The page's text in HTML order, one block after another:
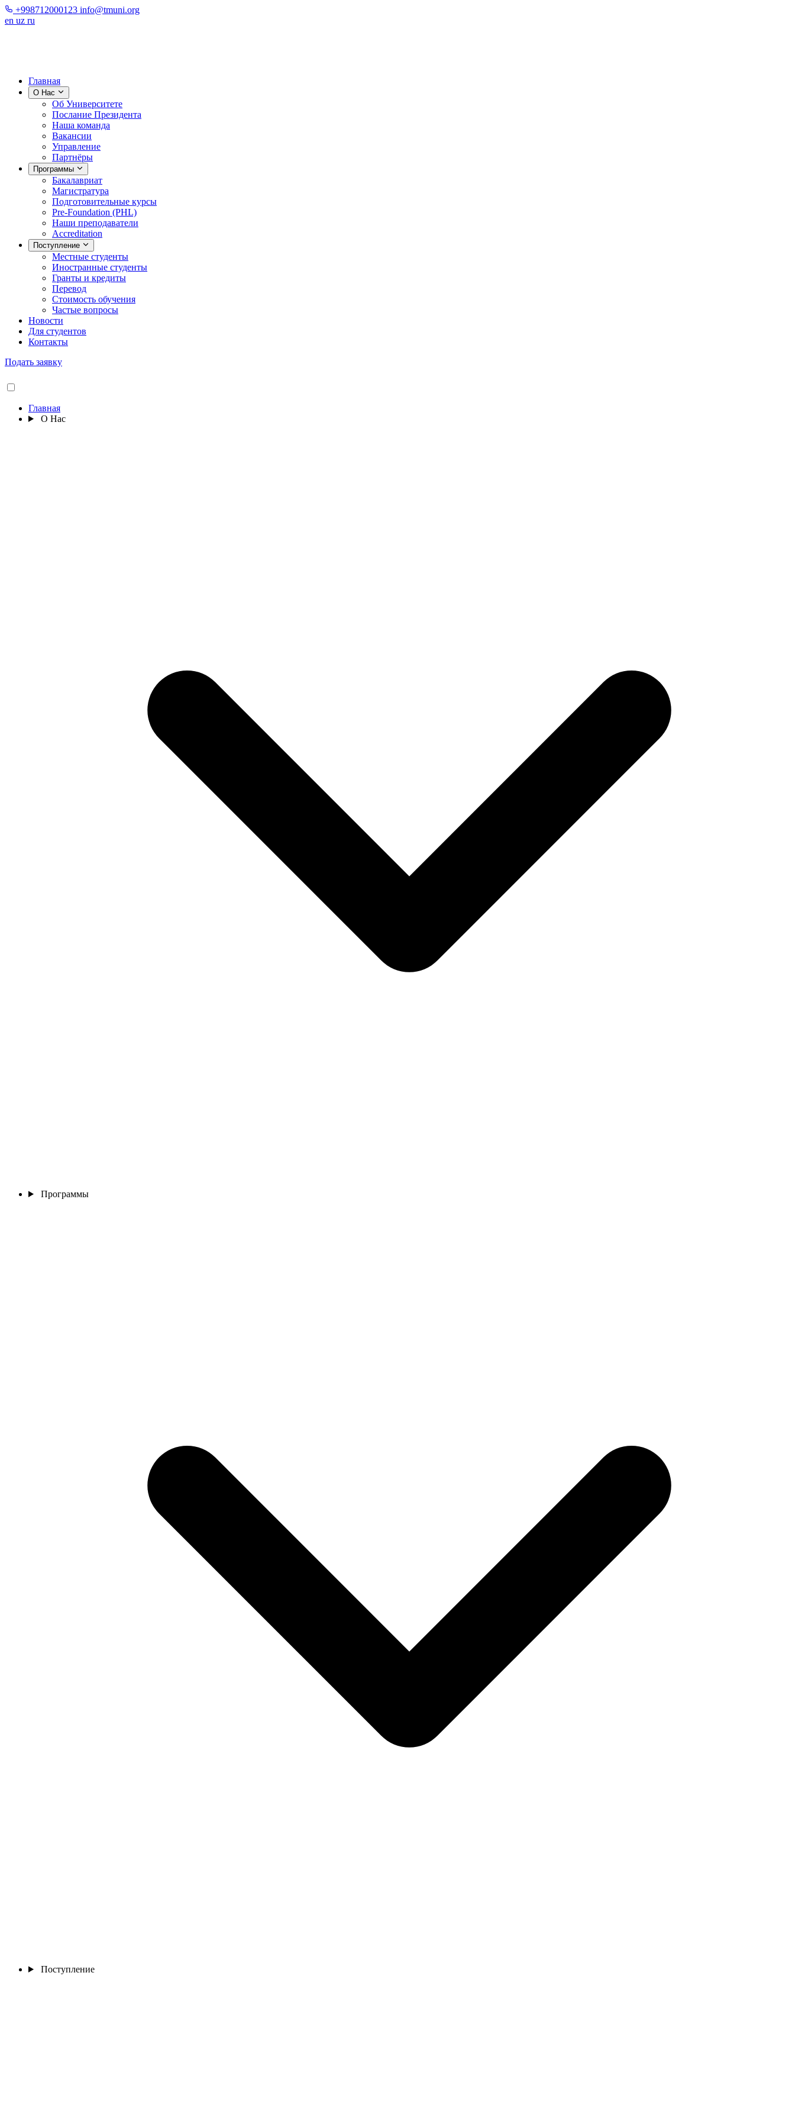
+998712000123 info@tmuni.org
en uz ru
Главная
О Нас
Об Университете
Послание Президента
Наша команда
Вакансии
Управление
Партнёры
Программы
Бакалавриат
Магистратура
Подготовительные курсы
Pre-Foundation (PHL)
Наши преподаватели
Accreditation
Поступление
Местные студенты
Иностранные студенты
Гранты и кредиты
Перевод
Стоимость обучения
Частые вопросы
Новости
Для студентов
Контакты
Подать заявку
Главная
О Нас
Программы
Поступление